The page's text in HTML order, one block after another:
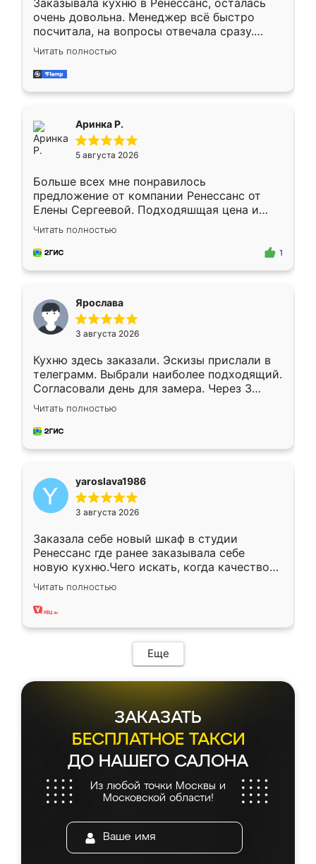
Заказывала кухню в Ренессанс, осталась
очень довольна. Менеджер всё быстро
посчитала, на вопросы отвечала сразу.
Замерщик приехал в субботу, подошёл к
делу со всей ответственностью. Собрали
за день, ребята работали аккуратно, даже
Читать полностью
Аринка Р.
5 августа 2026
Больше всех мне понравилось
предложение от компании Ренессанс от
Елены Сергеевой. Подходяшщая цена и
короткие сроки изготовления. Приехавший
для замера сотрудник Владислав
предложил по моему эскизу самый
Читать полностью
1
Ярослава
3 августа 2026
Кухню здесь заказали. Эскизы прислали в
телеграмм. Выбрали наиболее подходящий.
Согласовали день для замера. Через 3
недели кухня была уже готова. Остались
довольны работой. Спасибо Ренессанс
мебель за качественную работу!
Читать полностью
yaroslava1986
3 августа 2026
Заказала себе новый шкаф в студии
Ренессанс где ранее заказывала себе
новую кухню.Чего искать, когда качеством
вполне довольна. Служит кухня уже почти
два года, нареканий нет.
Читать полностью
Еще
ЗАКАЗАТЬ
БЕСПЛАТНОЕ ТАКСИ
ДО НАШЕГО САЛОНА
Из любой точки Москвы и
Московской области!